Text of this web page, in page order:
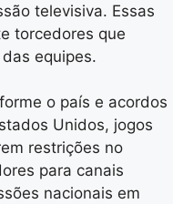
televisiva. Essas
torcedores que
equipes.
o país e acordos
Unidos, jogos
restrições no
para canais
nacionais em